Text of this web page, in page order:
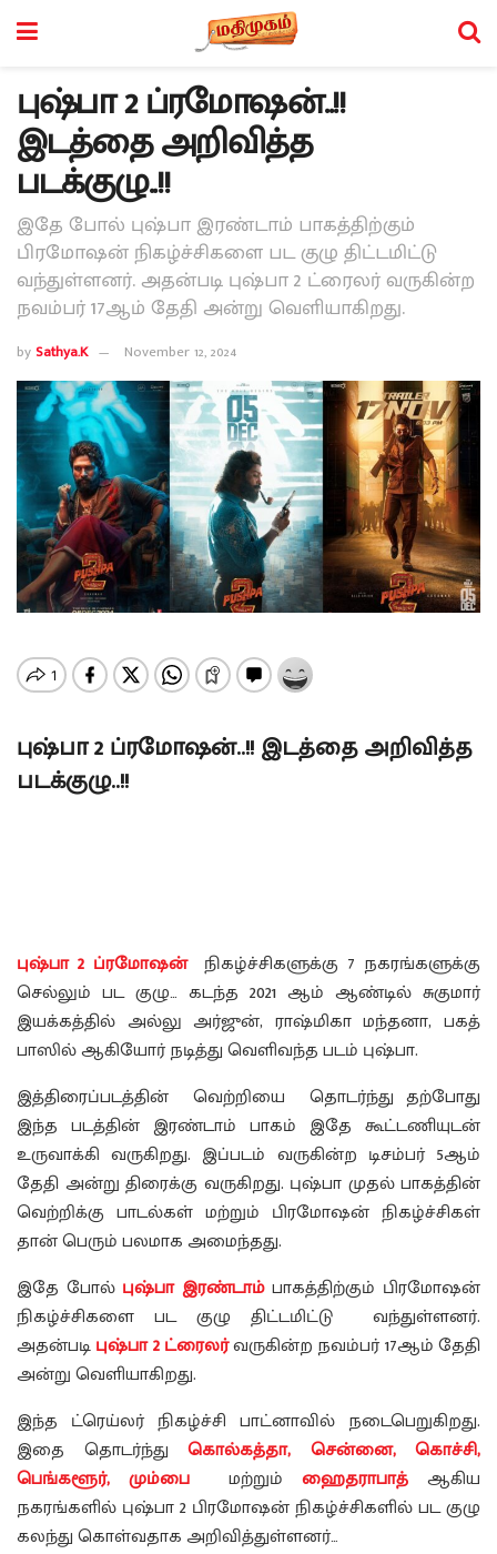
புஷ்பா 2 ப்ரமோஷன்..!!
இடத்தை அறிவித்த
படக்குழு..!!
இதே போல் புஷ்பா இரண்டாம் பாகத்திற்கும்
பிரமோஷன் நிகழ்ச்சிகளை பட குழு திட்டமிட்டு
வந்துள்ளனர். அதன்படி புஷ்பா 2 ட்ரைலர் வருகின்ற
நவம்பர் 17ஆம் தேதி அன்று வெளியாகிறது.
bySathya.K November 12, 2024
புஷ்பா 2 ப்ரமோஷன்..!! இடத்தை அறிவித்த
படக்குழு..!!
புஷ்பா 2 ப்ரமோஷன்நிகழ்ச்சிகளுக்கு 7 நகரங்களுக்கு
செல்லும் பட குழு… கடந்த 2021 ஆம் ஆண்டில் சுகுமார்
இயக்கத்தில் அல்லு அர்ஜுன், ராஷ்மிகா மந்தனா, பகத்
பாஸில் ஆகியோர் நடித்து வெளிவந்த படம் புஷ்பா.
இத்திரைப்படத்தின் வெற்றியை தொடர்ந்து தற்போது
இந்த படத்தின் இரண்டாம் பாகம் இதே கூட்டணியுடன்
உருவாக்கி வருகிறது. இப்படம் வருகின்ற டிசம்பர் 5ஆம்
தேதி அன்று திரைக்கு வருகிறது. புஷ்பா முதல் பாகத்தின்
வெற்றிக்கு பாடல்கள் மற்றும் பிரமோஷன் நிகழ்ச்சிகள்
தான் பெரும் பலமாக அமைந்தது.
இதே போல் புஷ்பா இரண்டாம்பாகத்திற்கும் பிரமோஷன்
நிகழ்ச்சிகளை பட குழு திட்டமிட்டு வந்துள்ளனர்.
அதன்படிபுஷ்பா 2 ட்ரைலர்வருகின்ற நவம்பர் 17ஆம் தேதி
அன்று வெளியாகிறது.
இந்த ட்ரெய்லர் நிகழ்ச்சி பாட்னாவில் நடைபெறுகிறது.
இதை தொடர்ந்து கொல்கத்தா, சென்னை, கொச்சி,
பெங்களூர், மும்பை மற்றும் ஹைதராபாத்ஆகிய
நகரங்களில் புஷ்பா 2 பிரமோஷன் நிகழ்ச்சிகளில் பட குழு
கலந்து கொள்வதாக அறிவித்துள்ளனர்…